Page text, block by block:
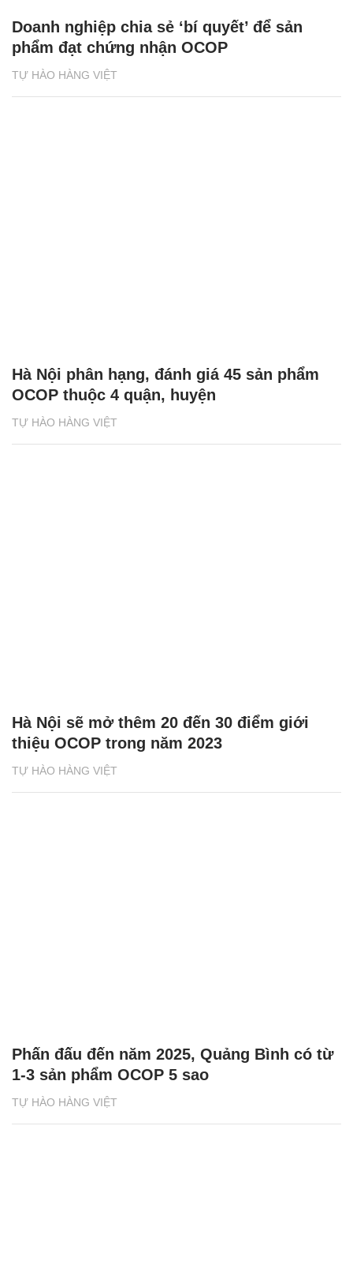
TỰ HÀO HÀNG VIỆT
Doanh nghiệp chia sẻ ‘bí quyết’ để sản
phẩm đạt chứng nhận OCOP
TỰ HÀO HÀNG VIỆT
Hà Nội phân hạng, đánh giá 45 sản phẩm
OCOP thuộc 4 quận, huyện
TỰ HÀO HÀNG VIỆT
Hà Nội sẽ mở thêm 20 đến 30 điểm giới
thiệu OCOP trong năm 2023
TỰ HÀO HÀNG VIỆT
Phấn đấu đến năm 2025, Quảng Bình có từ
1-3 sản phẩm OCOP 5 sao